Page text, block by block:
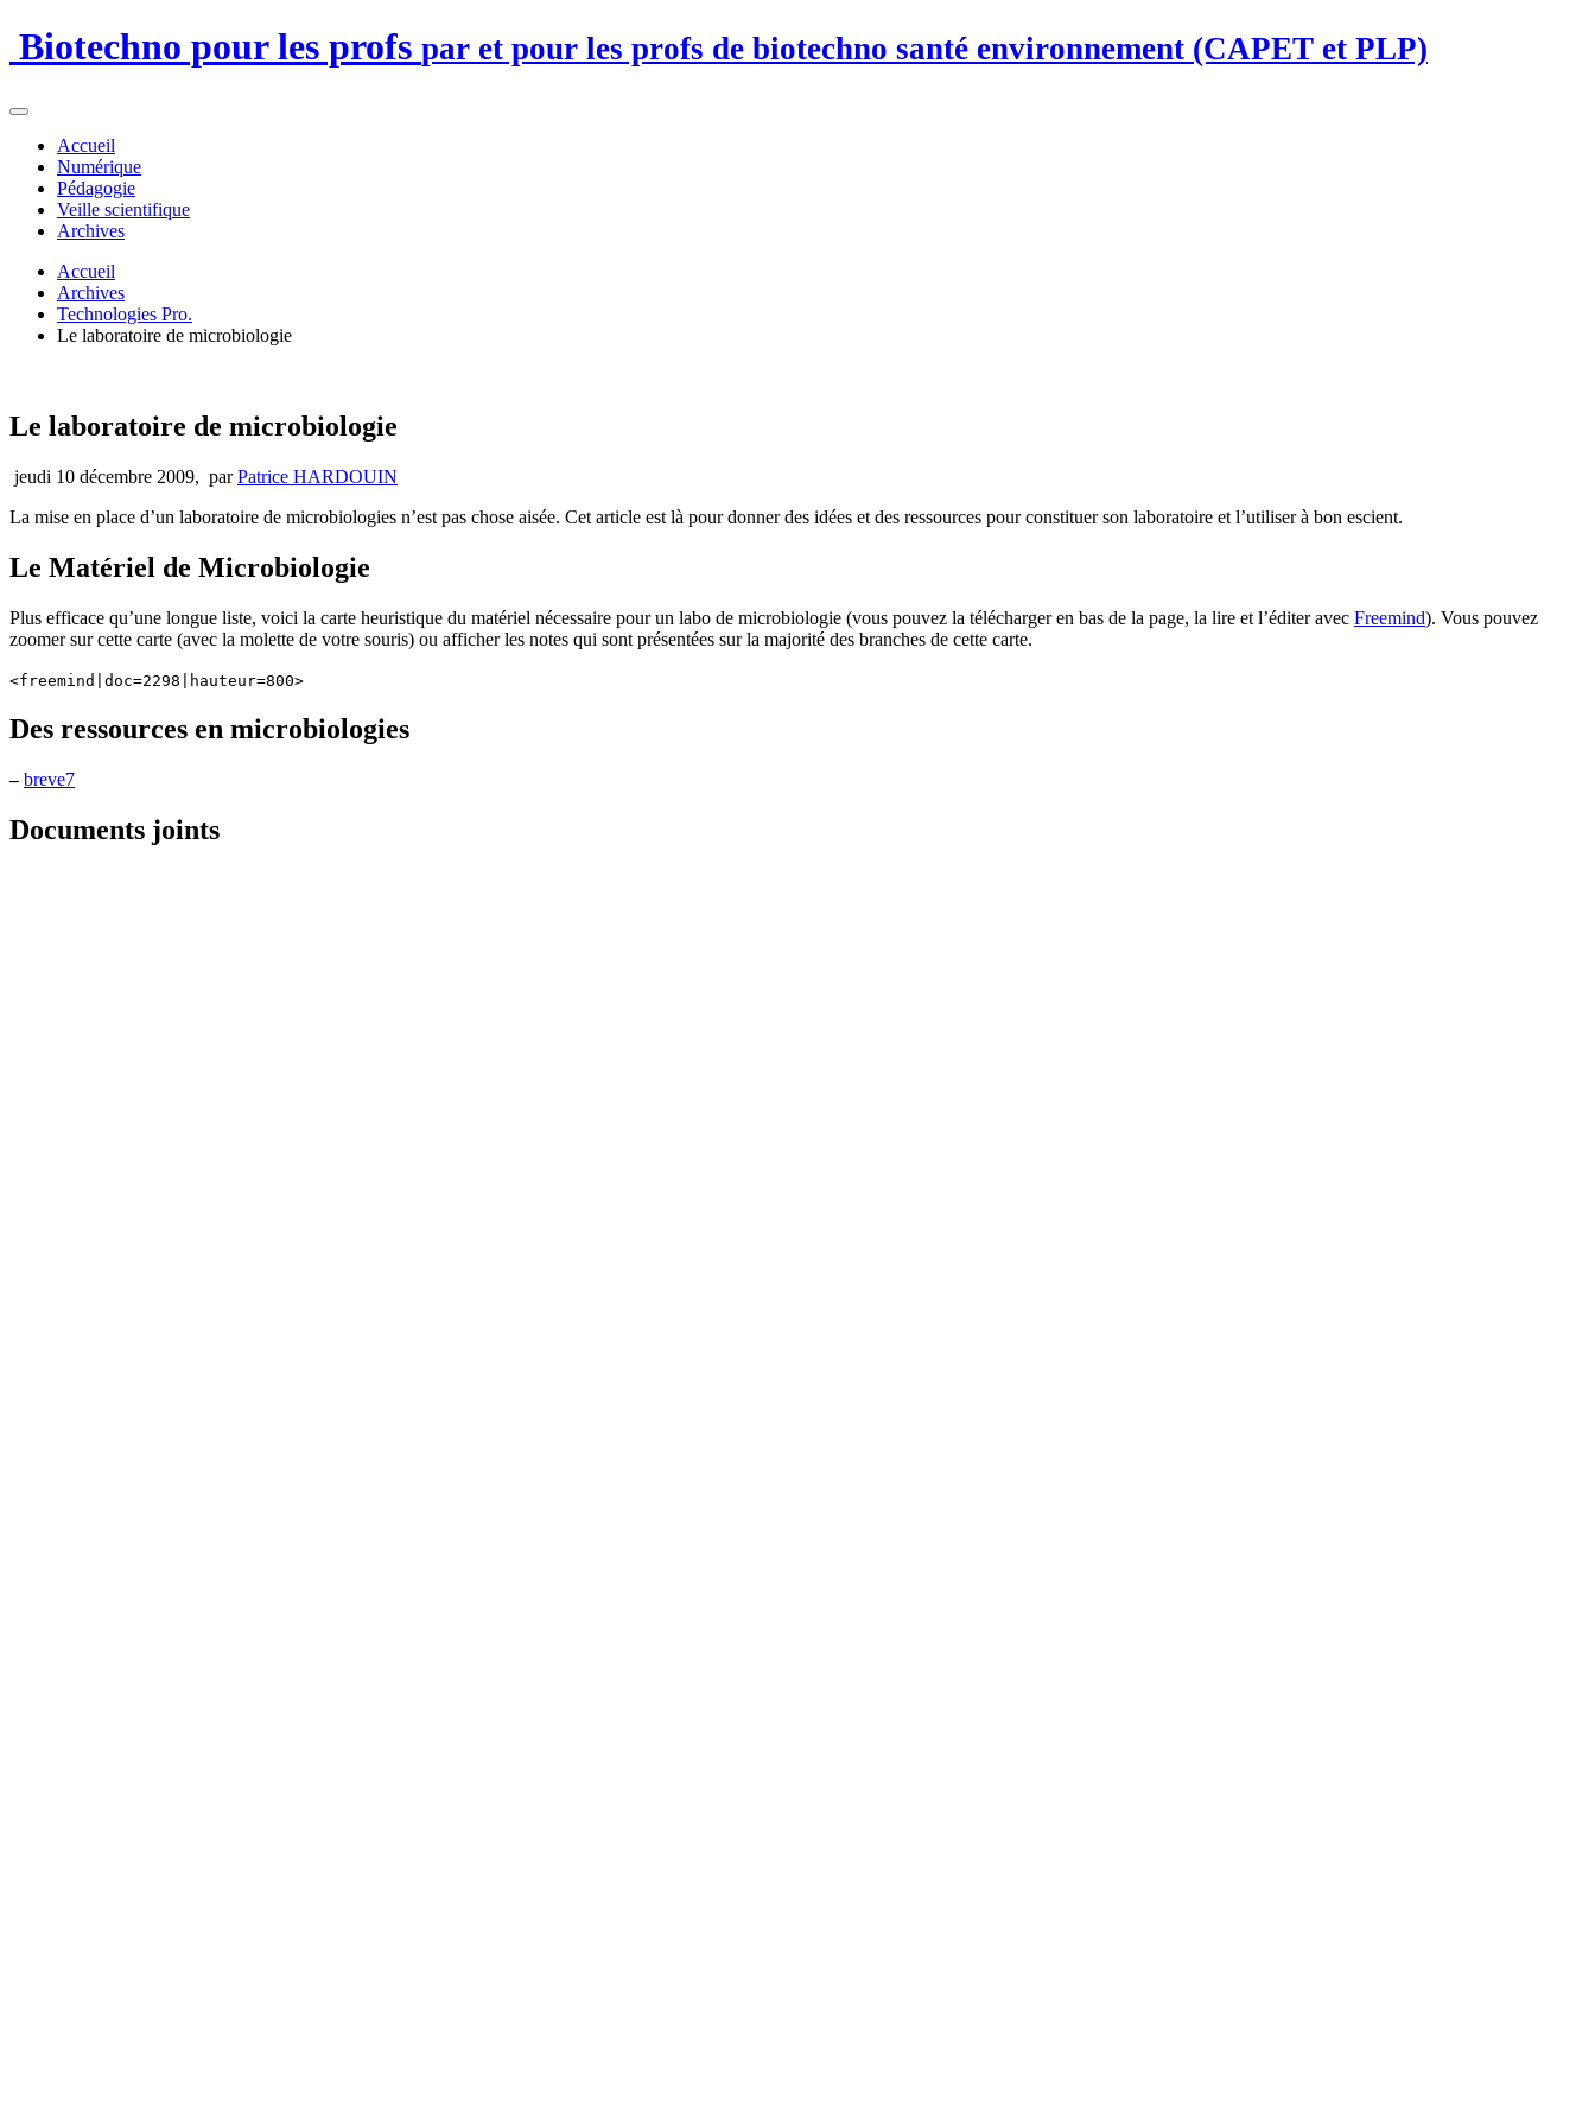
Biotechno pour les profs par et pour les profs de biotechno santé environnement (CAPET et PLP)
Accueil
Numérique
Pédagogie
Veille scientifique
Archives
Accueil
Archives
Technologies Pro.
Le laboratoire de microbiologie
Le laboratoire de microbiologie
jeudi 10 décembre 2009, parPatrice HARDOUIN
La mise en place d’un laboratoire de microbiologies n’est pas chose aisée. Cet article est là pour donner des idées et des ressources pour constituer son laboratoire et l’utiliser à bon escient.
Le Matériel de Microbiologie
Plus efficace qu’une longue liste, voici la carte heuristique du matériel nécessaire pour un labo de microbiologie (vous pouvez la télécharger en bas de la page, la lire et l’éditer avec Freemind). Vous pouvez
zoomer sur cette carte (avec la molette de votre souris) ou afficher les notes qui sont présentées sur la majorité des branches de cette carte.
<freemind|doc=2298|hauteur=800>
Des ressources en microbiologies
– breve7
Documents joints